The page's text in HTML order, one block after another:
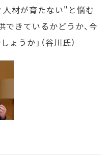
人材が育たない"と悩む
できているかどうか、今
うか」（谷川氏）